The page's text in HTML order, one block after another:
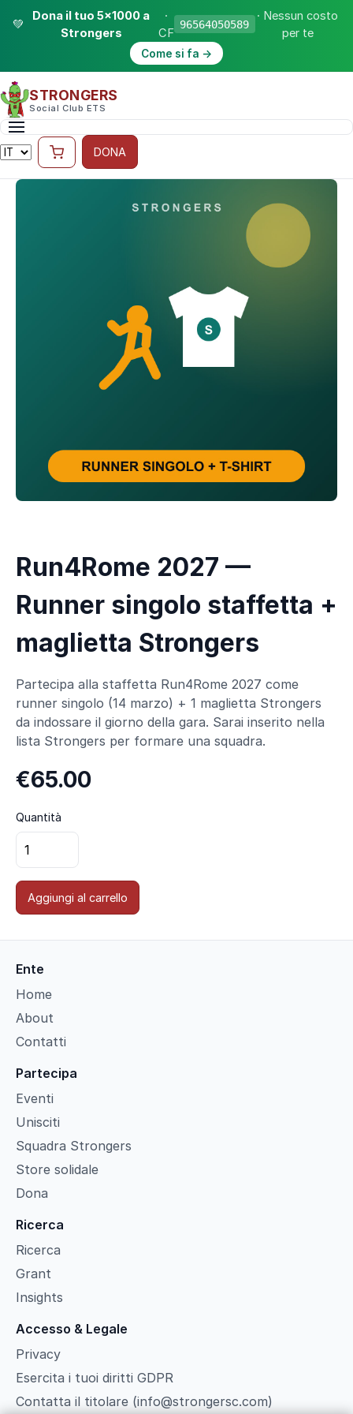
💚
Dona il tuo 5×1000 a
Strongers
·
CF
96564050589
· Nessun costo
per te
Come si fa →
STRONGERS
Social Club ETS
DONA
Run4Rome 2027 —
Runner singolo staffetta +
maglietta Strongers
Partecipa alla staffetta Run4Rome 2027 come
runner singolo (14 marzo) + 1 maglietta Strongers
da indossare il giorno della gara. Sarai inserito nella
lista Strongers per formare una squadra.
€65.00
Quantità
Aggiungi al carrello
Ente
Home
About
Contatti
Partecipa
Eventi
Unisciti
Squadra Strongers
Store solidale
Dona
Ricerca
Ricerca
Grant
Insights
Accesso & Legale
Privacy
Esercita i tuoi diritti GDPR
Contatta il titolare (info@strongersc.com)